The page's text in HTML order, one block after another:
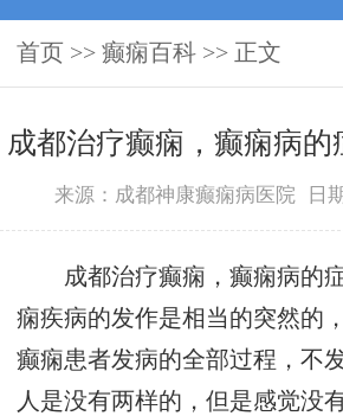
首页 >> 癫痫百科 >> 正文
成都治疗癫痫，癫痫病的
来源：成都神康癫痫病医院 日
成都治疗癫痫，癫痫病的症
痫疾病的发作是相当的突然的
癫痫患者发病的全部过程，不
人是没有两样的，但是感觉没